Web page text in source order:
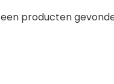
producten